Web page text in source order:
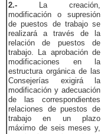
2.- La creación,
modificación o supresión
de puestos de trabajo se
realizará a través de la
relación de puestos de
trabajo. La aprobación de
modificaciones en la
estructura orgánica de las
Consejerías exigirá la
modificación y adecuación
de las correspondientes
relaciones de puestos de
trabajo en un plazo
máximo de seis meses y,